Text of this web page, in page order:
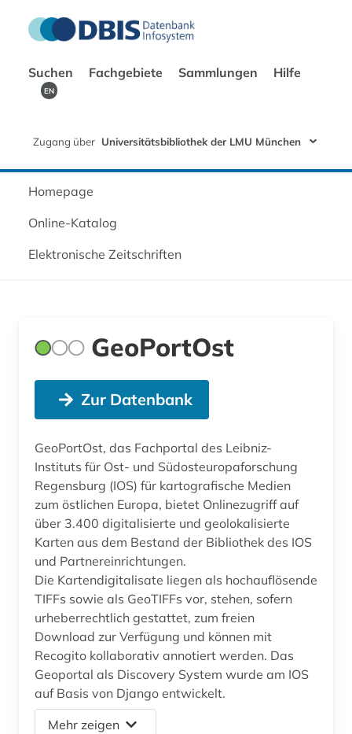
Suchen Fachgebiete Sammlungen Hilfe
EN
Zugang über Universitätsbibliothek der LMU München
Homepage
Online-Katalog
Elektronische Zeitschriften
GeoPortOst
Zur Datenbank
GeoPortOst, das Fachportal des Leibniz-
Instituts für Ost- und Südosteuropaforschung
Regensburg (IOS) für kartografische Medien
zum östlichen Europa, bietet Onlinezugriff auf
über 3.400 digitalisierte und geolokalisierte
Karten aus dem Bestand der Bibliothek des IOS
und Partnereinrichtungen.
Die Kartendigitalisate liegen als hochauflösende
TIFFs sowie als GeoTIFFs vor, stehen, sofern
urheberrechtlich gestattet, zum freien
Download zur Verfügung und können mit
Recogito kollaborativ annotiert werden. Das
Geoportal als Discovery System wurde am IOS
auf Basis von Django entwickelt.
Mehr zeigen